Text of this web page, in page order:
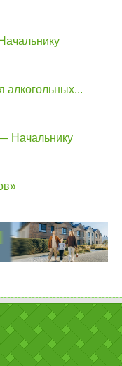
алкогольных...
Начальнику